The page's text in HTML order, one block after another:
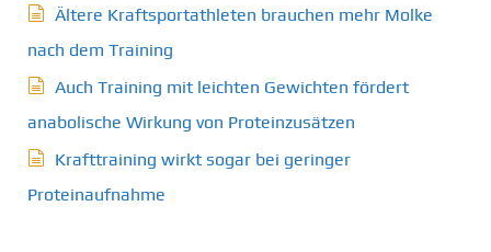
Ältere Kraftsportathleten brauchen mehr Molke
nach dem Training
Auch Training mit leichten Gewichten fördert
anabolische Wirkung von Proteinzusätzen
Krafttraining wirkt sogar bei geringer
Proteinaufnahme